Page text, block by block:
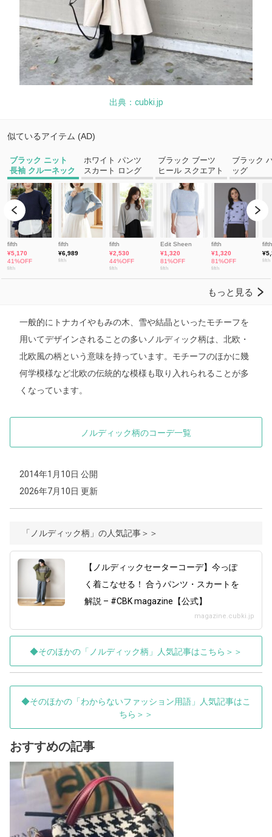
出典：cubki.jp
一般的にトナカイやもみの木、雪や結晶といったモチーフを
用いてデザインされることの多いノルディック柄は、北欧・
北欧風の柄という意味を持っています。モチーフのほかに幾
何学模様など北欧の伝統的な模様も取り入れられることが多
くなっています。
ノルディック柄のコーデ一覧
2014年1月10日 公開
2026年7月10日 更新
「ノルディック柄」の人気記事＞＞
【ノルディックセーターコーデ】今っぽ
く着こなせる！ 合うパンツ・スカートを
解説 – #CBK magazine【公式】
magazine.cubki.jp
◆そのほかの「ノルディック柄」人気記事はこちら＞＞
◆そのほかの「わからないファッション用語」人気記事はこ
ちら＞＞
おすすめの記事